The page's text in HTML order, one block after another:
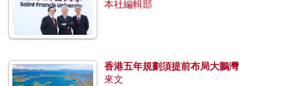
本社編輯部
香港五年規劃須提前布局大鵬灣
來文